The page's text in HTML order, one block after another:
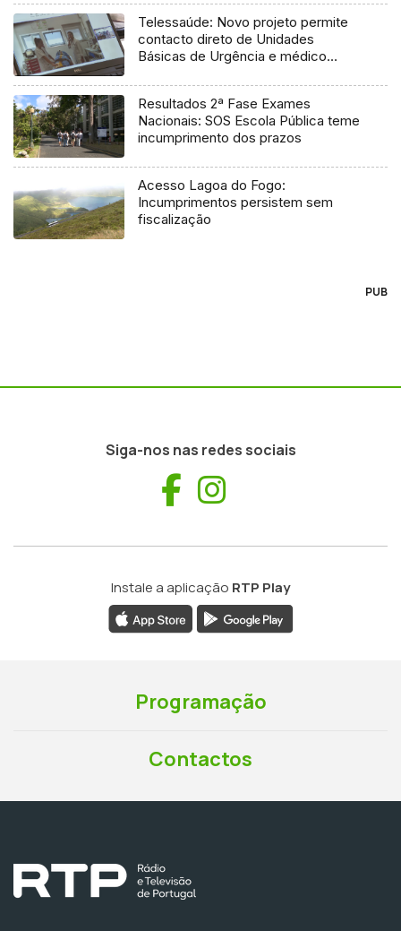
Telessaúde: Novo projeto permite
contacto direto de Unidades
Básicas de Urgência e médico
Resultados 2ª Fase Exames
Nacionais: SOS Escola Pública teme
incumprimento dos prazos
Acesso Lagoa do Fogo:
Incumprimentos persistem sem
fiscalização
PUB
Siga-nos nas redes sociais
Facebook
Instale a aplicação RTP Play
Programação
Contactos